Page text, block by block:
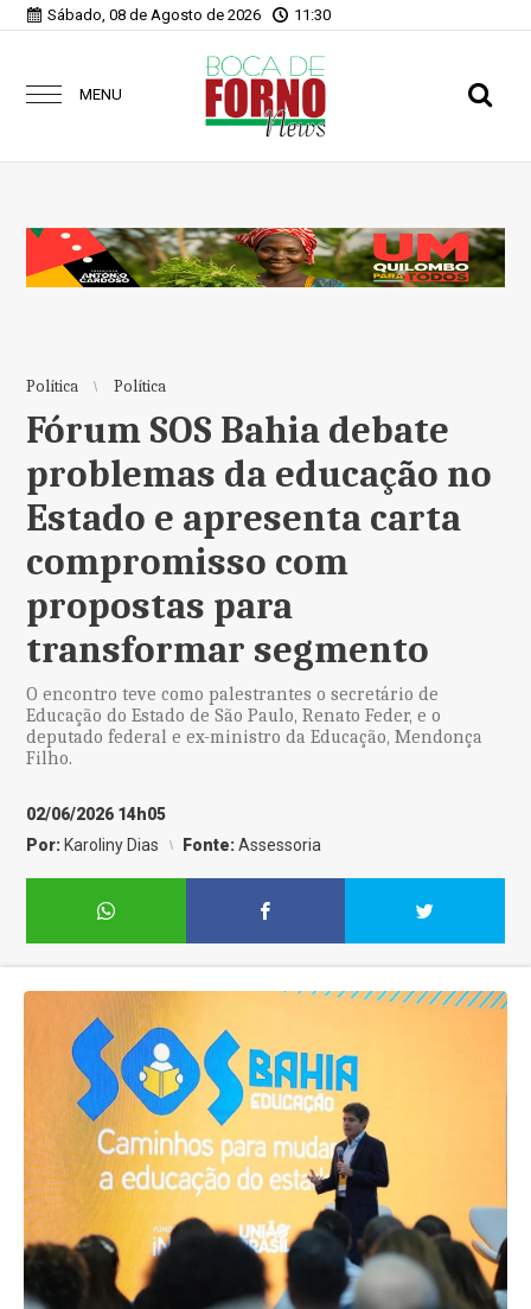
Sábado, 08 de Agosto de 2026 11:30
MENU
Política Política
Fórum SOS Bahia debate
problemas da educação no
Estado e apresenta carta
compromisso com
propostas para
transformar segmento
O encontro teve como palestrantes o secretário de
Educação do Estado de São Paulo, Renato Feder, e o
deputado federal e ex-ministro da Educação, Mendonça
Filho.
02/06/2026 14h05
Por: Karoliny Dias Fonte:Assessoria